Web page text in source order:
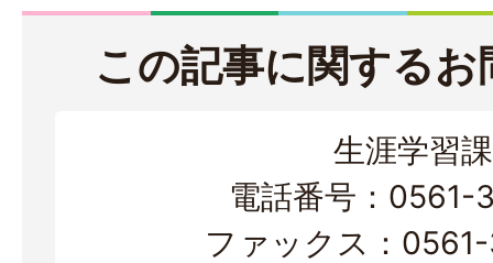
この記事に関する
生涯学習課
電話番号：0561-
ファックス：